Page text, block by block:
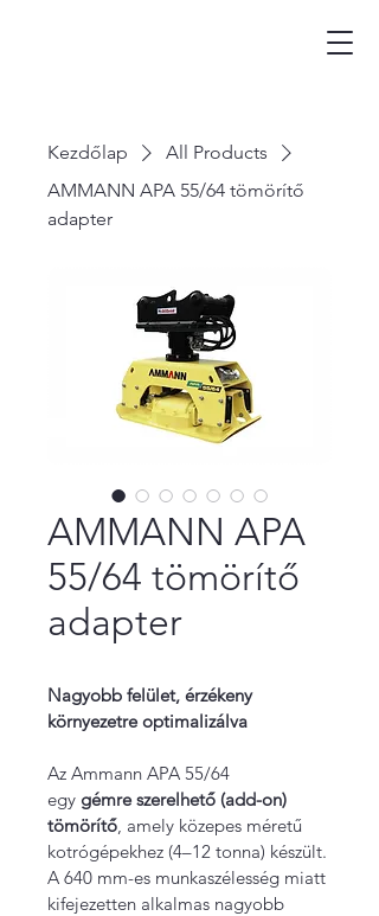
Kezdőlap
All Products
AMMANN APA 55/64 tömörítő
adapter
AMMANN APA
55/64 tömörítő
adapter
Nagyobb felület, érzékeny
környezetre optimalizálva
Az Ammann APA 55/64
egy gémre szerelhető (add-on)
tömörítő, amely közepes méretű
kotrógépekhez (4–12 tonna) készült.
A 640 mm-es munkaszélesség miatt
kifejezetten alkalmas nagyobb